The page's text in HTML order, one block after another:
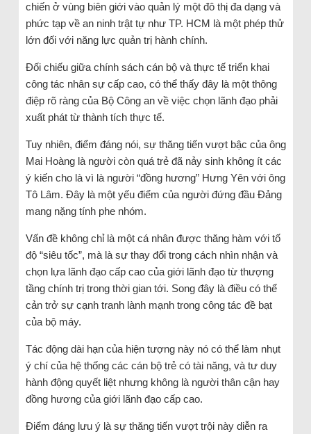
chiến ở vùng biên giới vào quản lý một đô thị đa dạng và
phức tạp về an ninh trật tự như TP. HCM là một phép thử
lớn đối với năng lực quản trị hành chính.
Đối chiếu giữa chính sách cán bộ và thực tế triển khai
công tác nhân sự cấp cao, có thể thấy đây là một thông
điệp rõ ràng của Bộ Công an về việc chọn lãnh đạo phải
xuất phát từ thành tích thực tế.
Tuy nhiên, điểm đáng nói, sự thăng tiến vượt bậc của ông
Mai Hoàng là người còn quá trẻ đã nảy sinh không ít các
ý kiến cho là vì là người “đồng hương” Hưng Yên với ông
Tô Lâm. Đây là một yếu điểm của người đứng đầu Đảng
mang nặng tính phe nhóm.
Vấn đề không chỉ là một cá nhân được thăng hàm với tố
độ “siêu tốc”, mà là sự thay đổi trong cách nhìn nhận và
chọn lựa lãnh đạo cấp cao của giới lãnh đạo từ thượng
tầng chính trị trong thời gian tới. Song đây là điều có thể
cản trở sự cạnh tranh lành mạnh trong công tác đề bạt
của bộ máy.
Tác động dài hạn của hiện tượng này nó có thể làm nhụt
ý chí của hệ thống các cán bộ trẻ có tài năng, và tư duy
hành động quyết liệt nhưng không là người thân cận hay
đồng hương của giới lãnh đạo cấp cao.
Điểm đáng lưu ý là sự thăng tiến vượt trội này diễn ra